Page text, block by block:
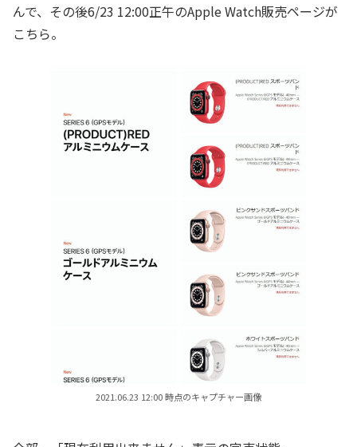
んで、その後6/23 12:00正午のApple Watch販売ページが
こちら。
2021.06.23 12:00 時点のキャプチャー画像